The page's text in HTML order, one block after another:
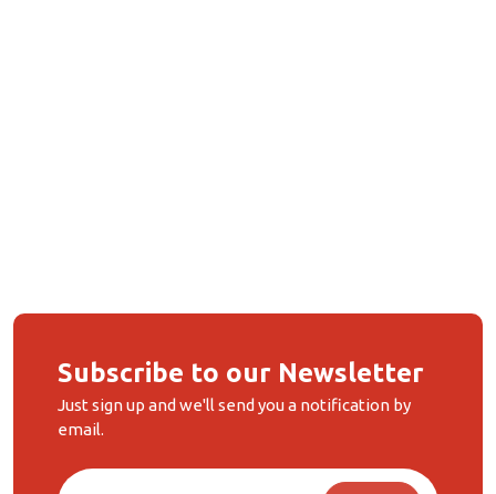
Subscribe to our Newsletter
Just sign up and we'll send you a notification by
email.